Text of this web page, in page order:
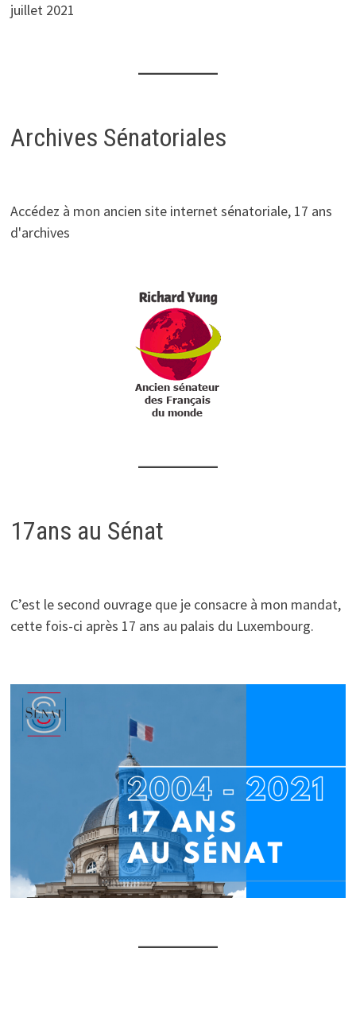
juillet 2021
Archives Sénatoriales
Accédez à mon ancien site internet sénatoriale, 17 ans
d'archives
17ans au Sénat
C’est le second ouvrage que je consacre à mon mandat,
cette fois-ci après 17 ans au palais du Luxembourg.